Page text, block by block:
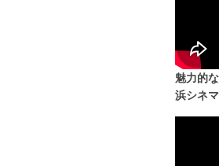
魅力的
浜シネマ